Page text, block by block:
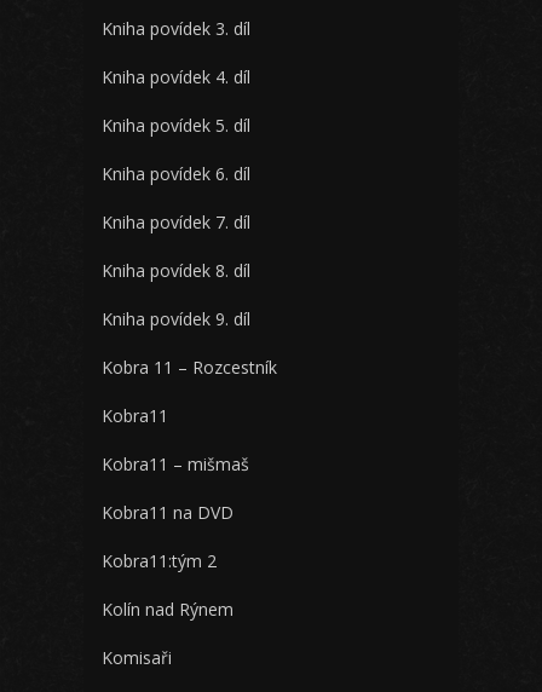
Kniha povídek 3. díl
Kniha povídek 4. díl
Kniha povídek 5. díl
Kniha povídek 6. díl
Kniha povídek 7. díl
Kniha povídek 8. díl
Kniha povídek 9. díl
Kobra 11 – Rozcestník
Kobra11
Kobra11 – mišmaš
Kobra11 na DVD
Kobra11:tým 2
Kolín nad Rýnem
Komisaři